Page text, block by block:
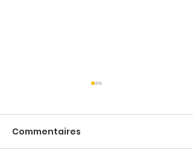
Commentaires